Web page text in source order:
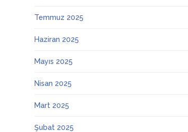
Temmuz 2025
Haziran 2025
Mayıs 2025
Nisan 2025
Mart 2025
Şubat 2025